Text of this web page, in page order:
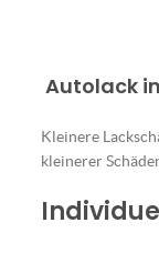
Autolack
Kleinere
kleinerer